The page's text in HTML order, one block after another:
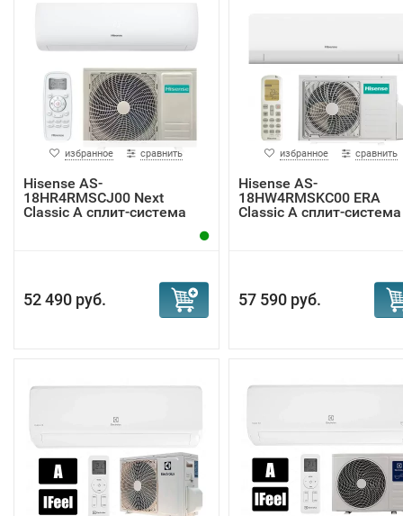
избранное сравнить
Hisense AS-
18HR4RMSCJ00 Next
Classic A сплит-система
52 490 руб.
избранное сравнить
Hisense AS-
18HW4RMSKC00 ERA
Classic A сплит-система
57 590 руб.